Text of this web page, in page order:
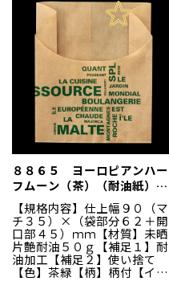
ドパック、フタ一体型【商品
特徴】英字新聞風のプリント
がおしゃれなサンドウィッチ
ケースです。嵌合式なので密
閉性が高く、食品を乾燥から
守ります。
８８６５ ヨーロピアンハー
フムーン（茶）（耐油紙）
＃２１４ １００枚入
【規格内容】仕上幅９０（マ
チ３５）×（袋部分６２＋開
口部４５）ｍｍ【材質】未晒
片艶耐油５０ｇ【補足１】耐
油加工【補足２】使い捨て
【色】茶緑【柄】柄付【イベ